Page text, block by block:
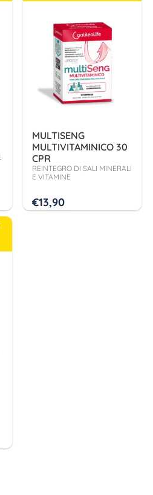
MULTISENG
MULTIVITAMINICO 30
CPR
REINTEGRO DI SALI MINERALI
E VITAMINE
€13,90